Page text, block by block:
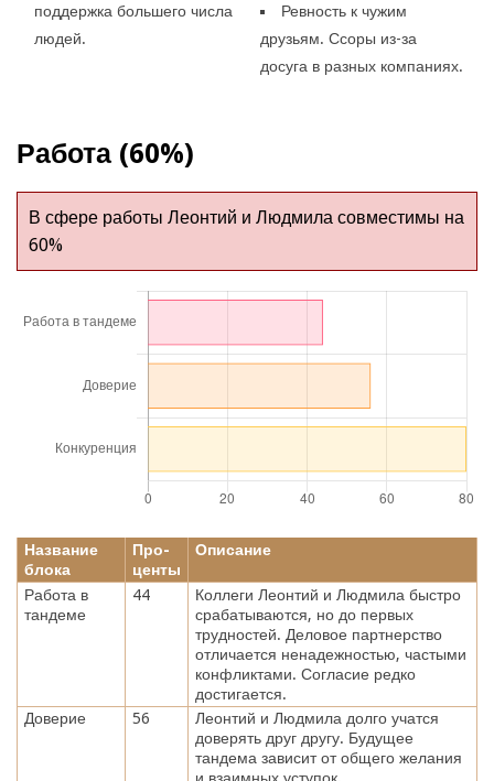
поддержка большего числа
людей.
Ревность к чужим
друзьям. Ссоры из-за
досуга в разных компаниях.
Работа (60%)
В сфере работы Леонтий и Людмила совместимы на
60%
Название
блока
Про-
центы
Описание
Работа в
тандеме
44
Коллеги Леонтий и Людмила быстро
срабатываются, но до первых
трудностей. Деловое партнерство
отличается ненадежностью, частыми
конфликтами. Согласие редко
достигается.
Доверие
56
Леонтий и Людмила долго учатся
доверять друг другу. Будущее
тандема зависит от общего желания